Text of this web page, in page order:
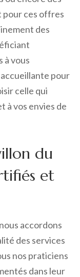
pour ces offres
des
à vous
pour
celle qui
à vos envies de
du
et
accordons
des services
nos praticiens
dans leur